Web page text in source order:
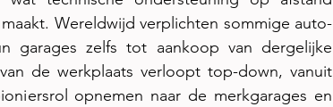
Wereldwijd verplichten sommige auto-
garages zelfs tot aankoop van dergelijke
de werkplaats verloopt top-down, vanuit
opnemen naar de merkgarages en